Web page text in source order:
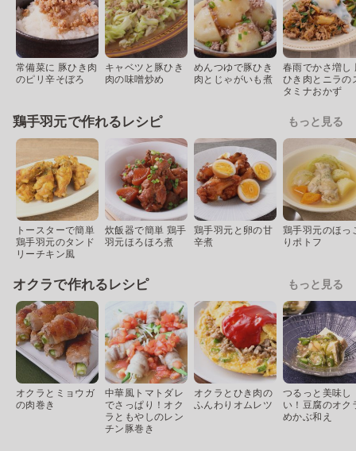
常備菜に 豚ひき肉
のピリ辛そぼろ
キャベツと豚ひき
肉の味噌炒め
めんつゆで豚ひき
肉とじゃがいも煮
春雨でかさ増し
ひき肉とニラの
タミナおかず
鶏手羽元で作れるレシピ もっと見る
トースターで簡単
鶏手羽元のタンド
リーチキン風
炊飯器で簡単 鶏手
羽元ほろほろ煮
鶏手羽元と卵の甘
辛煮
鶏手羽元のほっ
りポトフ
オクラで作れるレシピ もっと見る
オクラとミョウガ
の肉巻き
中華風トマトダレ
でさっぱり！オク
ラともやしのレン
チン豚巻き
オクラとひき肉の
ふんわりオムレツ
つるっと美味し
い！豆腐のオク
めかぶ和え